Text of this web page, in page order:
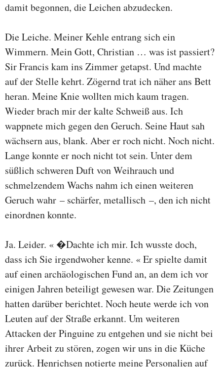
damit begonnen, die Leichen abzudecken.
Die Leiche. Meiner Kehle entrang sich ein
Wimmern. Mein Gott, Christian … was ist passiert?
Sir Francis kam ins Zimmer getapst. Und machte
auf der Stelle kehrt. Zögernd trat ich näher ans Bett
heran. Meine Knie wollten mich kaum tragen.
Wieder brach mir der kalte Schweiß aus. Ich
wappnete mich gegen den Geruch. Seine Haut sah
wächsern aus, blank. Aber er roch nicht. Noch nicht.
Lange konnte er noch nicht tot sein. Unter dem
süßlich schweren Duft von Weihrauch und
schmelzendem Wachs nahm ich einen weiteren
Geruch wahr – schärfer, metallisch –, den ich nicht
einordnen konnte.
Ja. Leider. « �Dachte ich mir. Ich wusste doch,
dass ich Sie irgendwoher kenne. « Er spielte damit
auf einen archäologischen Fund an, an dem ich vor
einigen Jahren beteiligt gewesen war. Die Zeitungen
hatten darüber berichtet. Noch heute werde ich von
Leuten auf der Straße erkannt. Um weiteren
Attacken der Pinguine zu entgehen und sie nicht bei
ihrer Arbeit zu stören, zogen wir uns in die Küche
zurück. Henrichsen notierte meine Personalien auf